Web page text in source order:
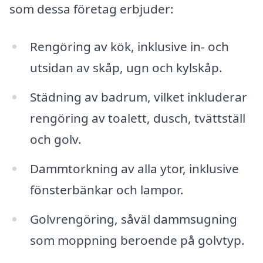
som dessa företag erbjuder:
Rengöring av kök, inklusive in- och
utsidan av skåp, ugn och kylskåp.
Städning av badrum, vilket inkluderar
rengöring av toalett, dusch, tvättställ
och golv.
Dammtorkning av alla ytor, inklusive
fönsterbänkar och lampor.
Golvrengöring, såväl dammsugning
som moppning beroende på golvtyp.